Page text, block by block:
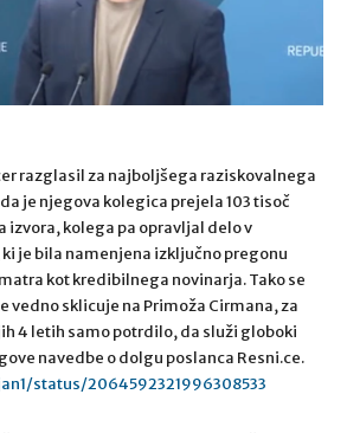
razglasil za najboljšega raziskovalnega
je njegova kolegica prejela 103 tisoč
izvora, kolega pa opravljal delo v
je bila namenjena izključno pregonu
kot kredibilnega novinarja. Tako se
vedno sklicuje na Primoža Cirmana, za
4 letih samo potrdilo, da služi globoki
navedbe o dolgu poslanca Resni.ce.
status/2064592321996308533